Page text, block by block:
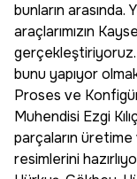
bunların arasında.
araçlarımızın
bunu yapıyor
Proses ve
Muhendisi Ezgi
parçaların üretime
resimlerini